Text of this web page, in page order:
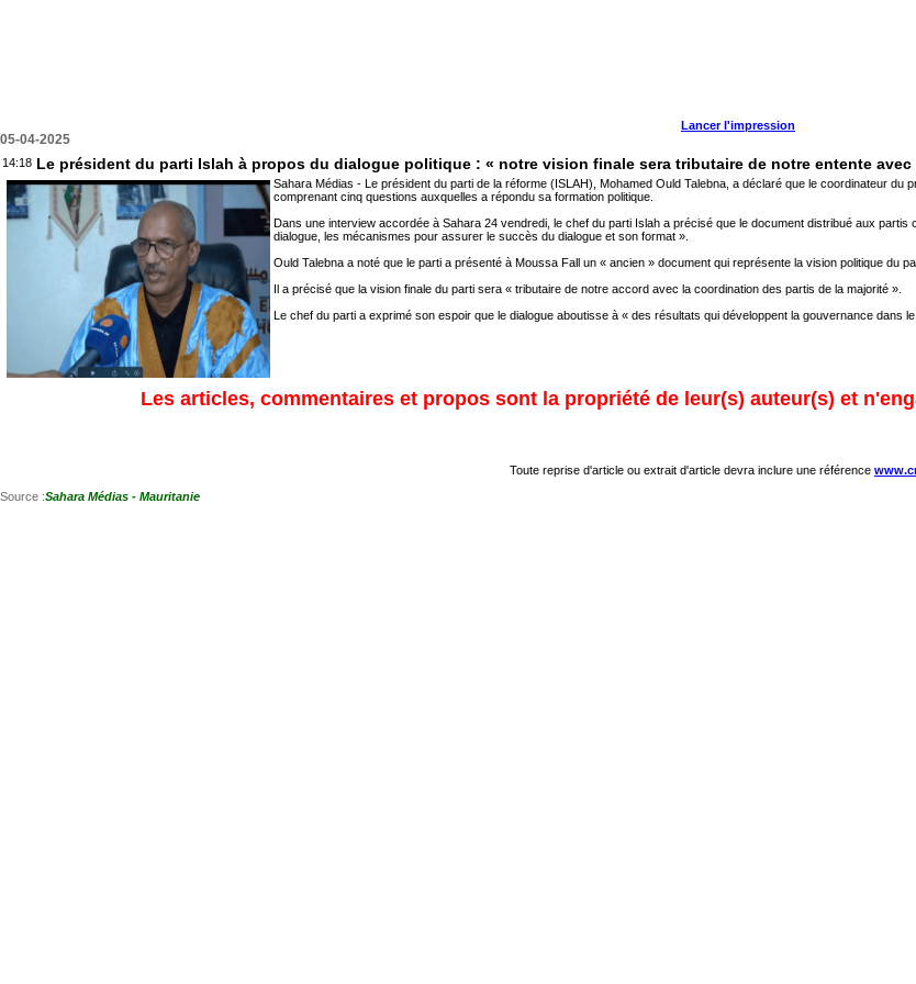
Lancer l'impression
05-04-2025
14:18 Le président du parti Islah à propos du dialogue politique : « notre vision finale sera tributaire de notre entente
Sahara Médias - Le président du parti de la réforme (ISLAH), Mohamed Ould Talebna, a déclaré que le coordinateur
comprenant cinq questions auxquelles a répondu sa formation politique.
Dans une interview accordée à Sahara 24 vendredi, le chef du parti Islah a précisé que le document distribué aux
dialogue, les mécanismes pour assurer le succès du dialogue et son format ».
Ould Talebna a noté que le parti a présenté à Moussa Fall un « ancien » document qui représente la vision politique du
Il a précisé que la vision finale du parti sera « tributaire de notre accord avec la coordination des partis de la majorité ».
Le chef du parti a exprimé son espoir que le dialogue aboutisse à « des résultats qui développent la gouvernance dans
Les articles, commentaires et propos sont la propriété de leur(s) auteur(s) et
Toute reprise d'article ou extrait d'article devra inclure une référence
Source :Sahara Médias - Mauritanie